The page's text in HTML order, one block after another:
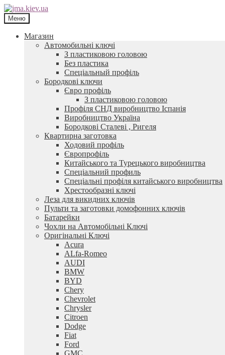
Перейти
до
навігації
Перейти
до
контенту
Меню
Магазин
Автомобильні ключі
З пластиковою головою
Без пластика
Спеціальный профіль
Бородкові ключи
Євро профіль
З пластиковою головою
Профіля СНД виробництво Іспанія
Виробництво Україна
Бородкові Сталеві , Ригеля
Квартирна заготовка
Ходовий профіль
Європрофіль
Китайського та Турецького виробництва
Спеціальний профиль
Спеціальні профіля китайського виробництва
Хрестообразні ключі
Леза для викидних ключів
Пульти та заготовки домофонних ключів
Батарейки
Чохли на Автомобільні Ключі
Оригінальні Ключі
Acura
ALfa-Romeo
AUDI
BMW
BYD
Chery
Chevrolet
Chrysler
Citroen
Dodge
Fiat
Ford
GMC